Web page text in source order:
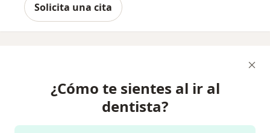
Solicita una cita
¿Cómo te sientes al ir al
dentista?